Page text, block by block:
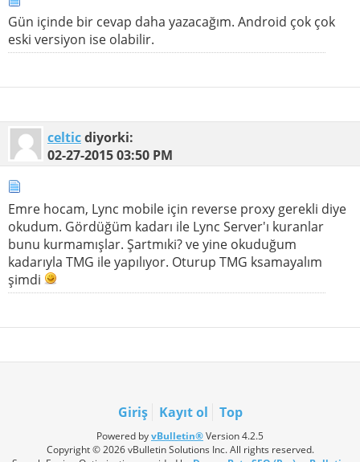
Gün içinde bir cevap daha yazacağım. Android çok çok
eski versiyon ise olabilir.
celticdiyorki:
02-27-201503:50 PM
Emre hocam, Lync mobile için reverse proxy gerekli diye
okudum. Gördüğüm kadarı ile Lync Server'ı kuranlar
bunu kurmamışlar. Şartmıki? ve yine okuduğum
kadarıyla TMG ile yapılıyor. Oturup TMG ksamayalım
şimdi
Giriş Kayıt ol Top
Powered byvBulletin®Version 4.2.5
Copyright © 2026 vBulletin Solutions Inc. All rights reserved.